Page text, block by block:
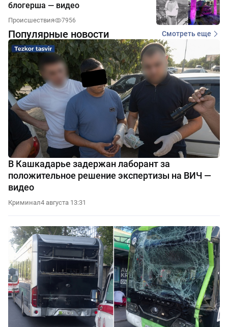
блогерша — видео
Происшествия 7956
Популярные новости Смотреть еще
В Кашкадарье задержан лаборант за
положительное решение экспертизы на ВИЧ —
видео
Криминал4 августа 13:31